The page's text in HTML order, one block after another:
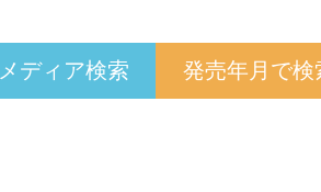
ディア検索 発売年月で検